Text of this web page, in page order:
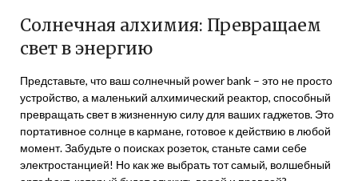
Солнечная алхимия: Превращаем
свет в энергию
Представьте, что ваш солнечный power bank – это не просто
устройство, а маленький алхимический реактор, способный
превращать свет в жизненную силу для ваших гаджетов. Это
портативное солнце в кармане, готовое к действию в любой
момент. Забудьте о поисках розеток, станьте сами себе
электростанцией! Но как же выбрать тот самый, волшебный